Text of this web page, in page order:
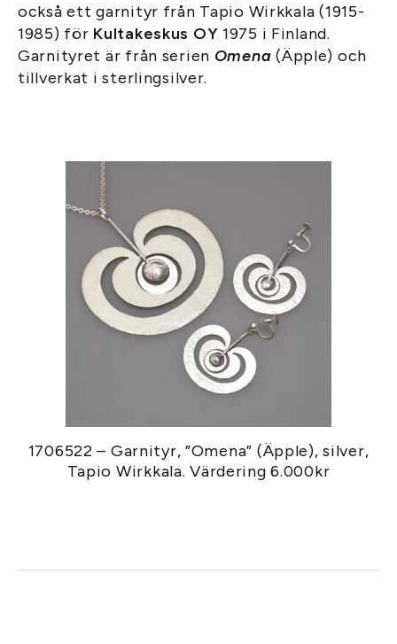
också ett garnityr från Tapio Wirkkala (1915-
1985) för Kultakeskus OY 1975 i Finland.
Garnityret är från serien Omena(Äpple) och
tillverkat i sterlingsilver.
1706522 – Garnityr, ”Omena” (Äpple), silver,
Tapio Wirkkala. Värdering 6.000kr